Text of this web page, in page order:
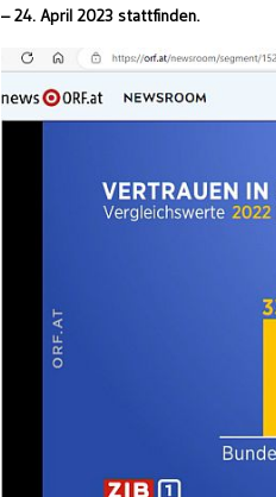
– 24. April 2023 stattfinden.